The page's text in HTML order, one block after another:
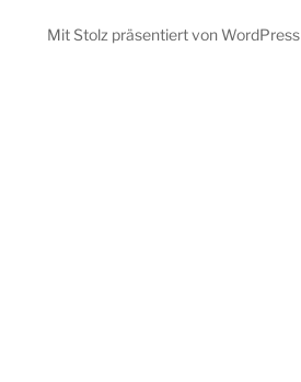
Mit Stolz präsentiert von WordPress